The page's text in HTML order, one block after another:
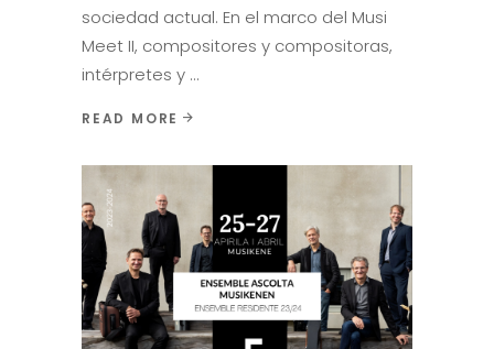
sociedad actual. En el marco del Musi
Meet II, compositores y compositoras,
intérpretes y
READ MORE